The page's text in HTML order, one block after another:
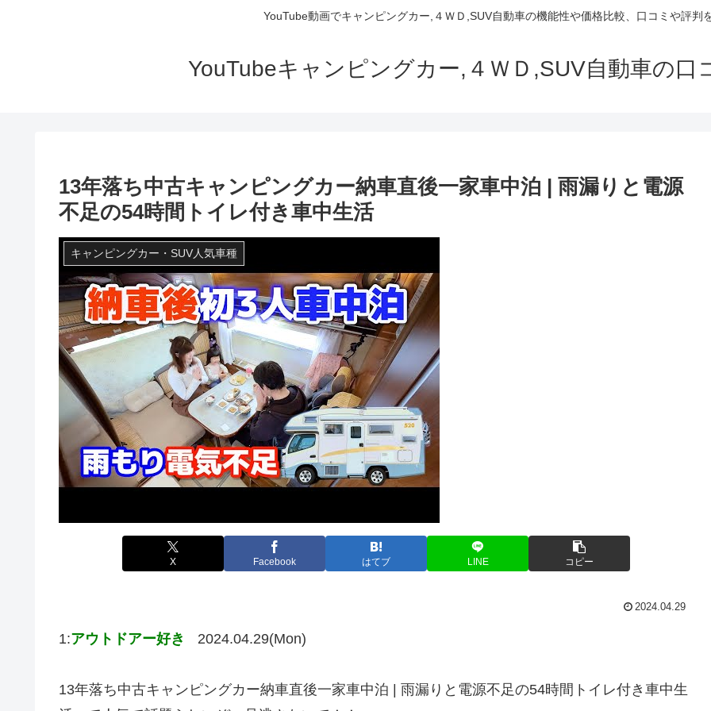
YouTube動画でキャンピングカー,４ＷＤ,SUV自動車の機能性や価格比較、口コミや評判
YouTubeキャンピングカー,４ＷＤ,SUV自動車の口
13年落ち中古キャンピングカー納車直後一家車中泊 | 雨漏りと電源
不足の54時間トイレ付き車中生活
キャンピングカー・SUV人気車種
X Facebook はてブ LINE コピー
2024.04.29
1:アウトドアー好き 2024.04.29(Mon)
13年落ち中古キャンピングカー納車直後一家車中泊 | 雨漏りと電源不足の54時間トイレ付き車中生